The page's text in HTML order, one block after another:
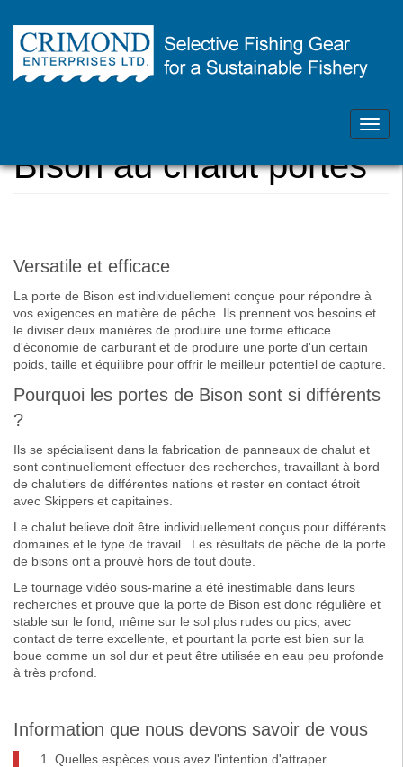
Skip
Contactez-nous - 902-468-1355
ici
Bison au chalut portes
Versatile et efficace
La porte de Bison est individuellement conçue pour répondre à
vos exigences en matière de pêche. Ils prennent vos besoins et
le diviser deux manières de produire une forme efficace
d'économie de carburant et de produire une porte d'un certain
poids, taille et équilibre pour offrir le meilleur potentiel de capture.
Pourquoi les portes de Bison sont si différents
?
Ils se spécialisent dans la fabrication de panneaux de chalut et
sont continuellement effectuer des recherches, travaillant à bord
de chalutiers de différentes nations et rester en contact étroit
avec Skippers et capitaines.
Le chalut believe doit être individuellement conçus pour différents
domaines et le type de travail. Les résultats de pêche de la porte
de bisons ont a prouvé hors de tout doute.
Le tournage vidéo sous-marine a été inestimable dans leurs
recherches et prouve que la porte de Bison est donc régulière et
stable sur le fond, même sur le sol plus rudes ou pics, avec
contact de terre excellente, et pourtant la porte est bien sur la
boue comme un sol dur et peut être utilisée en eau peu profonde
à très profond.
Information que nous devons savoir de vous
Quelles espèces vous avez l'intention d'attraper